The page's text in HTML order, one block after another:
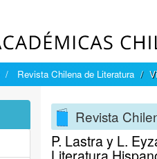
Revista Chilena de Literatura
Revista
P. Lastra y L.